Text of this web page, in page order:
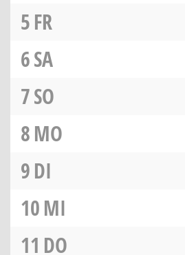
5FR
6SA
7SO
8MO
9DI
10MI
11 DO